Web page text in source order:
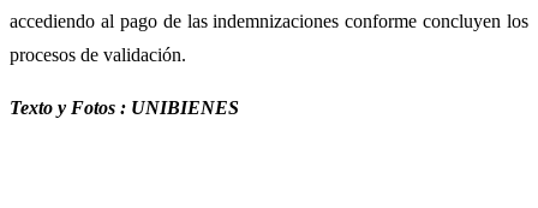
accediendo al pago de las indemnizaciones conforme concluyen los
procesos de validación.
Texto y Fotos : UNIBIENES